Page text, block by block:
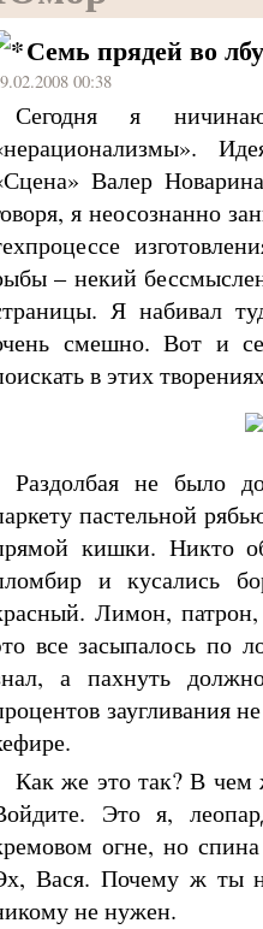
Семь прядей во
00:38
Сегодня я
Валер
я неосознанно
– некий
Я набивал
смешно. Вот и
в этих
Раздолбая не было
пастельной
кишки. Никто
и кусались
Лимон,
все засыпалось по
а пахнуть
заугливания
Как же это так? В чем
Это я,
огне, но
Вася. Почему ж ты
не нужен.